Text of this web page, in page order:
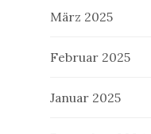
März 2025
Februar 2025
Januar 2025